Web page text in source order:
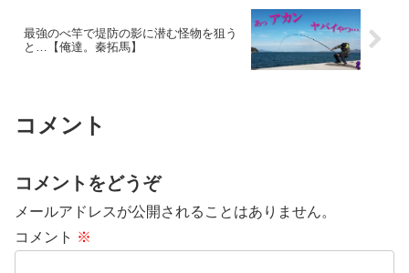
最強のべ竿で堤防の影に潜む怪物を狙う
と…【俺達。秦拓馬】
コメント
コメントをどうぞ
メールアドレスが公開されることはありません。
コメント ※